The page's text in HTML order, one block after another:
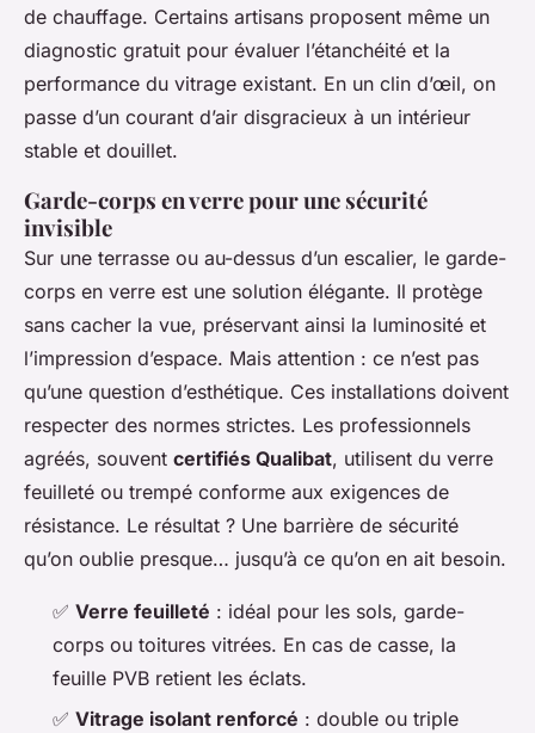
de chauffage. Certains artisans proposent même un
diagnostic gratuit pour évaluer l’étanchéité et la
performance du vitrage existant. En un clin d’œil, on
passe d’un courant d’air disgracieux à un intérieur
stable et douillet.
Garde-corps en verre pour une sécurité
invisible
Sur une terrasse ou au-dessus d’un escalier, le garde-
corps en verre est une solution élégante. Il protège
sans cacher la vue, préservant ainsi la luminosité et
l’impression d’espace. Mais attention : ce n’est pas
qu’une question d’esthétique. Ces installations doivent
respecter des normes strictes. Les professionnels
agréés, souvent certifiés Qualibat, utilisent du verre
feuilleté ou trempé conforme aux exigences de
résistance. Le résultat ? Une barrière de sécurité
qu’on oublie presque… jusqu’à ce qu’on en ait besoin.
✅ Verre feuilleté : idéal pour les sols, garde-
corps ou toitures vitrées. En cas de casse, la
feuille PVB retient les éclats.
✅ Vitrage isolant renforcé : double ou triple